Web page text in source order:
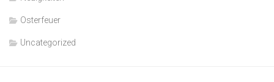
Osterfeuer
Uncategorized